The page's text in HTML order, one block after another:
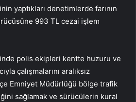
yaptıkları denetimlerde farının
993 TL cezai işlem
polis ekipleri kentte huzuru ve
çalışmalarını aralıksız
Emniyet Müdürlüğü bölge trafik
sağlamak ve sürücülerin kural